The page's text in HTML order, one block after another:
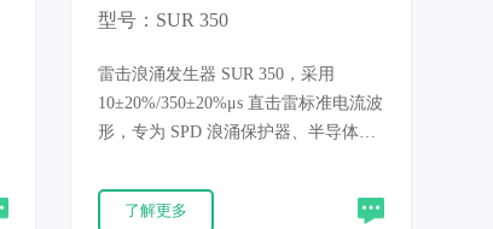
型号：SUR 350
雷击浪涌发生器 SUR 350，采用
10±20%/350±20%μs 直击雷标准电流波
形，专为 SPD 浪涌保护器、半导体防
直击雷与近区电网故障会产生超大能
量雷击电流，极易击穿防雷元件、损
了解更多